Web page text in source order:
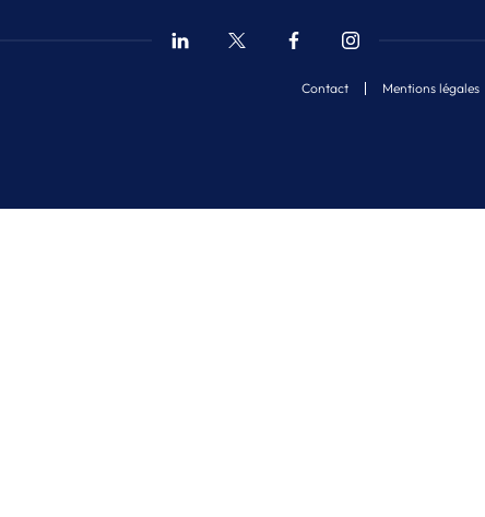
Contact Mentions légales